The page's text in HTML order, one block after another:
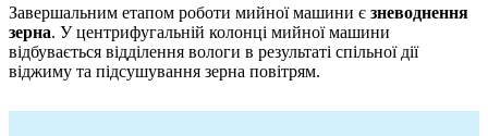
Завершальним етапом роботи мийної машини є зневоднення
зерна. У центрифугальній колонці мийної машини
відбувається відділення вологи в результаті спільної дії
віджиму та підсушування зерна повітрям.